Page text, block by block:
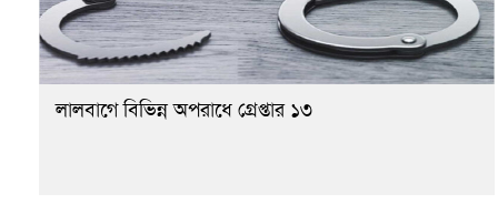
লালবাগে বিভিন্ন অপরাধে গ্রেপ্তার ১৩